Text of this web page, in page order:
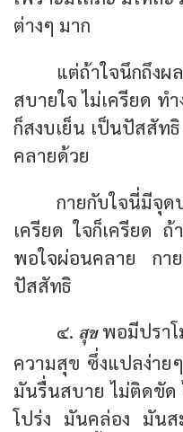
ต่างๆ มาก
แต่ถ้าใจนึกถึง
สบายใจ ไม่เครียด ท
ก็สงบเย็น เป็นปัสสัท
คลายด้วย
กายกับใจนี่มีจุ
เครียด ใจก็เครียด ถ้
พอใจผ่อนคลาย กา
ปัสสัทธิ
๔. สุขพอมีปรา
ความสุข ซึ่งแปลง่าย
มันรื่นสบาย ไม่ติดขัด
โปร่ง มันคล่อง มันส